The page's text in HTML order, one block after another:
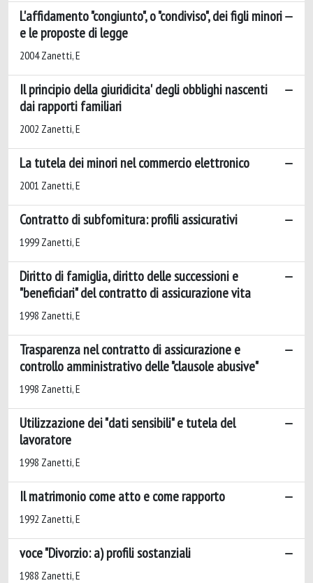
L'affidamento "congiunto", o "condiviso", dei figli minori
e le proposte di legge
2004 Zanetti, E
Il principio della giuridicita' degli obblighi nascenti
dai rapporti familiari
2002 Zanetti, E
La tutela dei minori nel commercio elettronico
2001 Zanetti, E
Contratto di subfornitura: profili assicurativi
1999 Zanetti, E
Diritto di famiglia, diritto delle successioni e
"beneficiari" del contratto di assicurazione vita
1998 Zanetti, E
Trasparenza nel contratto di assicurazione e
controllo amministrativo delle "clausole abusive"
1998 Zanetti, E
Utilizzazione dei "dati sensibili" e tutela del
lavoratore
1998 Zanetti, E
Il matrimonio come atto e come rapporto
1992 Zanetti, E
voce "Divorzio: a) profili sostanziali
1988 Zanetti, E